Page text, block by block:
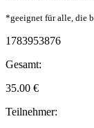
*geeignet für alle, die
1783953876
Gesamt:
35.00 €
Teilnehmer: